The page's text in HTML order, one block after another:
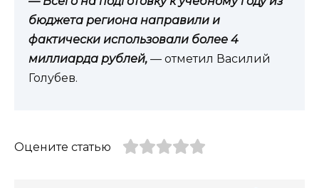
бюджета региона направили и
фактически использовали более 4
миллиарда рублей, — отметил Василий
Голубев.
Оцените статью